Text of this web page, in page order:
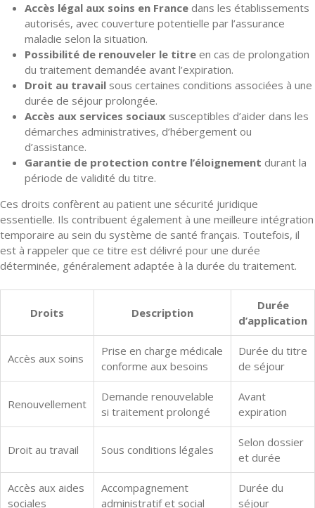
Accès légal aux soins en France dans les établissements
autorisés, avec couverture potentielle par l’assurance
maladie selon la situation.
Possibilité de renouveler le titre en cas de prolongation
du traitement demandée avant l’expiration.
Droit au travail sous certaines conditions associées à une
durée de séjour prolongée.
Accès aux services sociaux susceptibles d’aider dans les
démarches administratives, d’hébergement ou
d’assistance.
Garantie de protection contre l’éloignement durant la
période de validité du titre.
Ces droits confèrent au patient une sécurité juridique
essentielle. Ils contribuent également à une meilleure intégration
temporaire au sein du système de santé français. Toutefois, il
est à rappeler que ce titre est délivré pour une durée
déterminée, généralement adaptée à la durée du traitement.
Droits Description
Durée
d’application
Accès aux soins
Prise en charge médicale
conforme aux besoins
Durée du titre
de séjour
Renouvellement
Demande renouvelable
si traitement prolongé
Avant
expiration
Droit au travail Sous conditions légales
Selon dossier
et durée
Accès aux aides
sociales
Accompagnement
administratif et social
Durée du
séjour